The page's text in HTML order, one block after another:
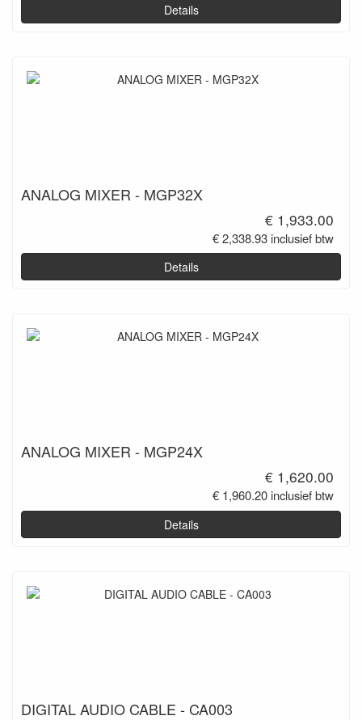
Details
ANALOG MIXER - MGP32X
€ 1,933.00
€ 2,338.93 inclusief btw
Details
ANALOG MIXER - MGP24X
€ 1,620.00
€ 1,960.20 inclusief btw
Details
DIGITAL AUDIO CABLE - CA003